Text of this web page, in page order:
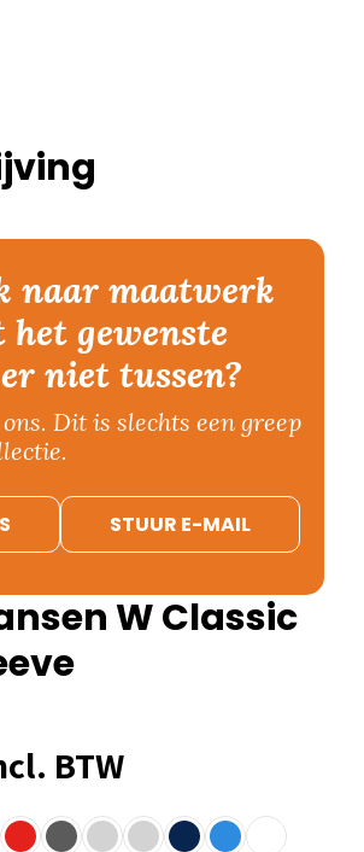
naar maatwerk
gewenste
niet tussen?
Dit is slechts een greep
STUUR E-MAIL
W Classic
BTW